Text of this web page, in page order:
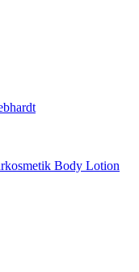
Body Lotion